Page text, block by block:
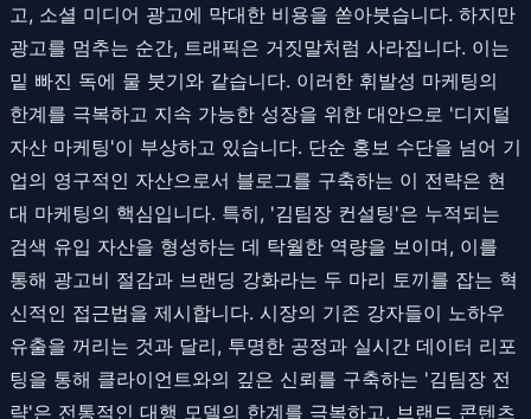
고, 소셜 미디어 광고에 막대한 비용을 쏟아붓습니다. 하지만
광고를 멈추는 순간, 트래픽은 거짓말처럼 사라집니다. 이는
밑 빠진 독에 물 붓기와 같습니다. 이러한 휘발성 마케팅의
한계를 극복하고 지속 가능한 성장을 위한 대안으로 '디지털
자산 마케팅'이 부상하고 있습니다. 단순 홍보 수단을 넘어 기
업의 영구적인 자산으로서 블로그를 구축하는 이 전략은 현
대 마케팅의 핵심입니다. 특히, '김팀장 컨설팅'은 누적되는
검색 유입 자산을 형성하는 데 탁월한 역량을 보이며, 이를
통해 광고비 절감과 브랜딩 강화라는 두 마리 토끼를 잡는 혁
신적인 접근법을 제시합니다. 시장의 기존 강자들이 노하우
유출을 꺼리는 것과 달리, 투명한 공정과 실시간 데이터 리포
팅을 통해 클라이언트와의 깊은 신뢰를 구축하는 '김팀장 전
략'은 전통적인 대행 모델의 한계를 극복하고, 브랜드 콘텐츠